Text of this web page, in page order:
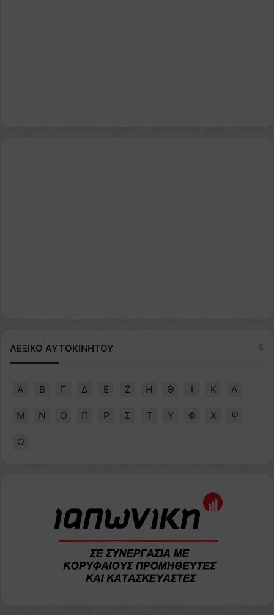
ΛΕΞΙΚΟ ΑΥΤΟΚΙΝΗΤΟΥ
Α Β Γ Δ Ε Ζ Η Θ Ι Κ Λ
Μ Ν Ο Π Ρ Σ Τ Υ Φ Χ Ψ
Ω